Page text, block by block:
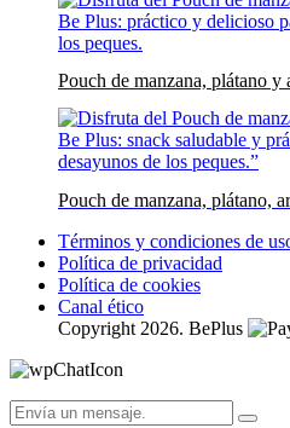
Pouch de manzana, plátano
Pouch de manzana, plátano,
Términos y condiciones de
Política de privacidad
Política de cookies
Canal ético
Copyright 2026. BePlus